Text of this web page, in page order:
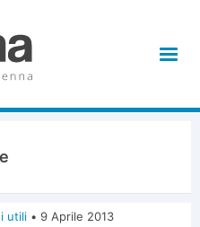
utili • 9 Aprile 2013